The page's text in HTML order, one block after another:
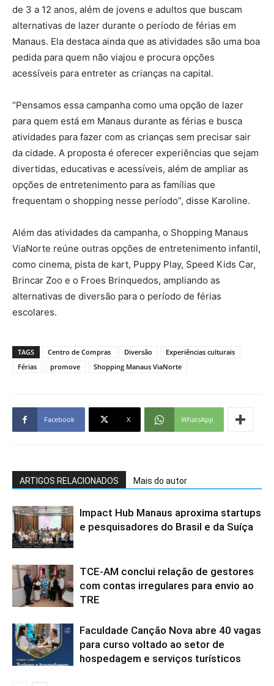
de 3 a 12 anos, além de jovens e adultos que buscam
alternativas de lazer durante o período de férias em
Manaus. Ela destaca ainda que as atividades são uma boa
pedida para quem não viajou e procura opções
acessíveis para entreter as crianças na capital.
“Pensamos essa campanha como uma opção de lazer
para quem está em Manaus durante as férias e busca
atividades para fazer com as crianças sem precisar sair
da cidade. A proposta é oferecer experiências que sejam
divertidas, educativas e acessíveis, além de ampliar as
opções de entretenimento para as famílias que
frequentam o shopping nesse período”, disse Karoline.
Além das atividades da campanha, o Shopping Manaus
ViaNorte reúne outras opções de entretenimento infantil,
como cinema, pista de kart, Puppy Play, Speed Kids Car,
Brincar Zoo e o Froes Brinquedos, ampliando as
alternativas de diversão para o período de férias
escolares.
TAGS Centro de Compras Diversão
Experiências culturais
Férias
promove Shopping Manaus ViaNorte
Facebook X WhatsApp
ARTIGOS RELACIONADOS Mais do autor
Impact Hub Manaus aproxima startups
e pesquisadores do Brasil e da Suíça
TCE-AM conclui relação de gestores
com contas irregulares para envio ao
TRE
Faculdade Canção Nova abre 40 vagas
para curso voltado ao setor de
hospedagem e serviços turísticos